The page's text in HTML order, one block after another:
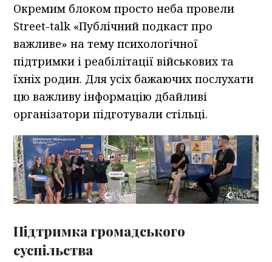
Окремим блоком просто неба провели
Street-talk «Публічний подкаст про
важливе» на тему психологічної
підтримки і реабілітації військових та
їхніх родин. Для усіх бажаючих послухати
цю важливу інформацію дбайливі
організатори підготували стільці.
Підтримка громадського
суспільства